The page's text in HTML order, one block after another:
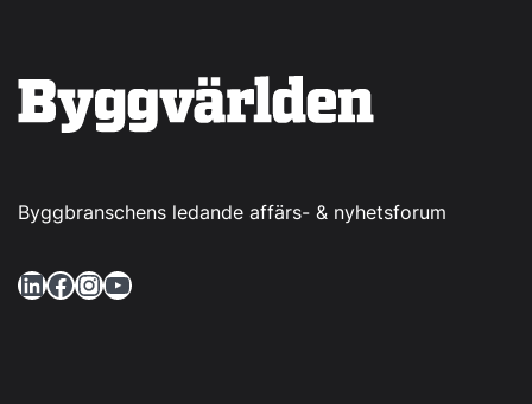
Byggbranschens ledande affärs- & nyhetsforum
LinkedIn Facebook InstagramYouTube